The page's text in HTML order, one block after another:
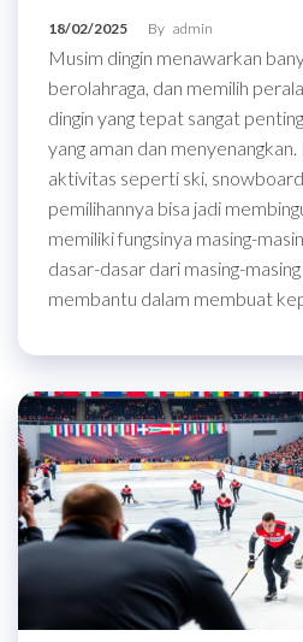
18/02/2025 By admin
Musim dingin menawarkan
berolahraga, dan memilih
dingin yang tepat sangat
yang aman dan
aktivitas seperti ski,
pemilihannya bisa jadi
memiliki fungsinya masing-
dasar-dasar dari masing-
membantu dalam membuat